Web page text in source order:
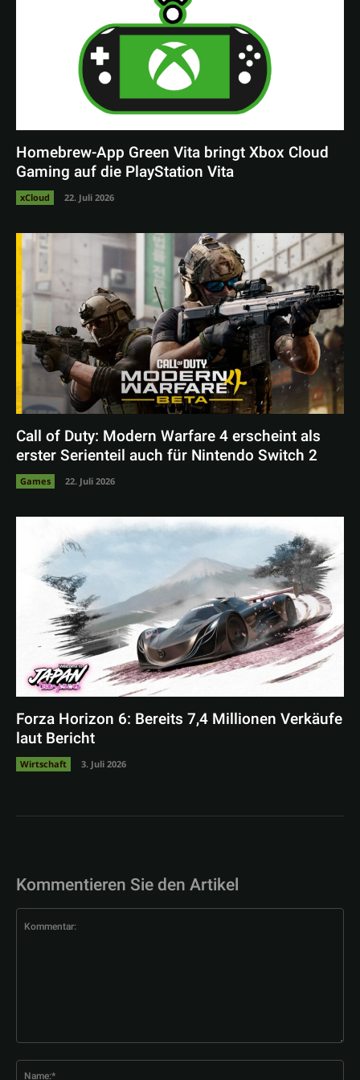
Homebrew-App Green Vita bringt Xbox Cloud
Gaming auf die PlayStation Vita
xCloud 22. Juli 2026
Call of Duty: Modern Warfare 4 erscheint als
erster Serienteil auch für Nintendo Switch 2
Games 22. Juli 2026
Forza Horizon 6: Bereits 7,4 Millionen Verkäufe
laut Bericht
Wirtschaft 3. Juli 2026
Kommentieren Sie den Artikel